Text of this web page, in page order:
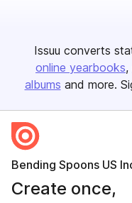
Issuu converts
online yearbooks
albums and more.
Bending Spoons US
Create once,